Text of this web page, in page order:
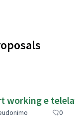
working e
0